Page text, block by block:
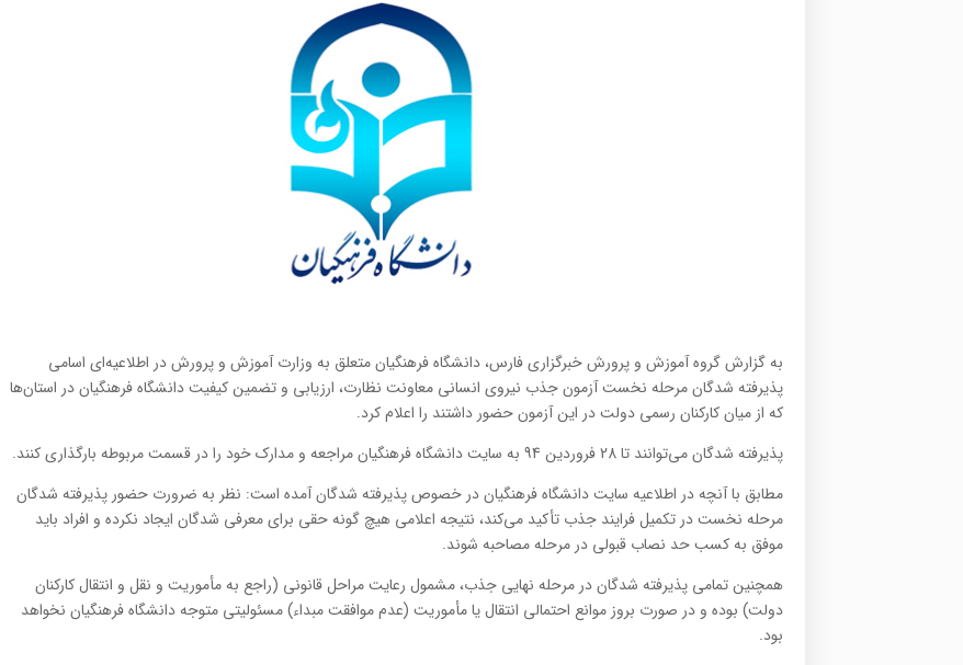
به گزارش گروه آموزش و پرورش خبرگزاری فارس، دانشگاه فرهنگیان متعلق به وزارت آموزش و پرورش در اطلاعیه‌ای اسامی
پذیرفته شدگان مرحله نخست آزمون جذب نیروی انسانی معاونت نظارت، ارزیابی و تضمین کیفیت دانشگاه فرهنگیان در استان‌ها
که از میان کارکنان رسمی دولت در این آزمون حضور داشتند را اعلام کرد.
پذیرفته شدگان می‌توانند تا 28 فروردین 94 به سایت دانشگاه فرهنگیان مراجعه و مدارک خود را در قسمت مربوطه بارگذاری کنند.
مطابق با آنچه در اطلاعیه سایت دانشگاه فرهنگیان در خصوص پذیرفته شدگان آمده است: نظر به ضرورت حضور پذیرفته شدگان
مرحله نخست در تکمیل فرایند جذب تأکید می‌کند، نتیجه اعلامی هیچ گونه حقی برای معرفی شدگان ایجاد نکرده و افراد باید
موفق به کسب حد نصاب قبولی در مرحله مصاحبه شوند.
همچنین تمامی پذیرفته شدگان در مرحله نهایی جذب، مشمول رعایت مراحل قانونی (راجع به مأموریت و نقل و انتقال کارکنان
دولت) بوده و در صورت بروز موانع احتمالی انتقال یا مأموریت (عدم موافقت مبداء) مسئولیتی متوجه دانشگاه فرهنگیان نخواهد
بود.